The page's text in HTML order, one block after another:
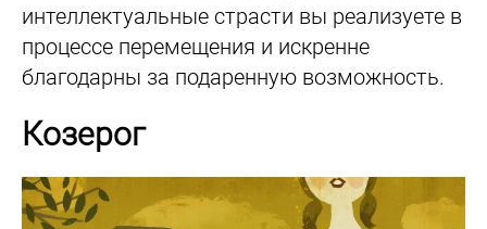
интеллектуальные страсти вы реализуете в
процессе перемещения и искренне
благодарны за подаренную возможность.
Козерог